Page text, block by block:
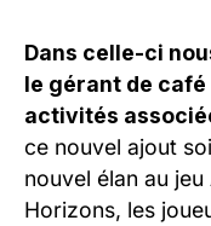
Dans celle-ci
le gérant de
activités
ce nouvel ajout
nouvel élan au
Horizons, les